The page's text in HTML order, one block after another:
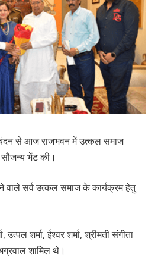
से आज राजभवन में उत्कल समाज
भेंट की।
वाले सर्व उत्कल समाज के कार्यक्रम हेतु
शर्मा, ईश्वर शर्मा, श्रीमती संगीता
शामिल थे।